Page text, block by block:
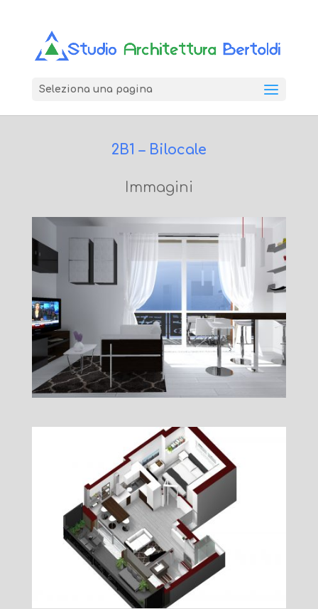
Seleziona una pagina
2B1 – Bilocale
Immagini